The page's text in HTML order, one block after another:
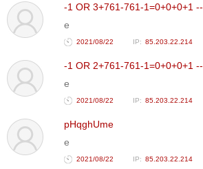
-1 OR 3+761-761-1=0+0+0+1 --
e
2021/08/22 85.203.22.214
-1 OR 2+761-761-1=0+0+0+1 --
e
2021/08/22 85.203.22.214
pHqghUme
e
2021/08/22 85.203.22.214